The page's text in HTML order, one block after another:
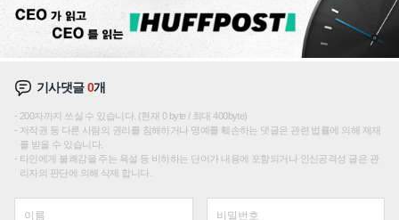
기사댓글0개
200자까지 쓰실 수 있습니다. (현재 0 byte / 최대 400byte)
저작권 등 다른 사람의 권리를 침해하거나 명예를 훼손하는 댓글은 관련 법률에 의해 제재
를 받을 수 있습니다.
타인에게 불쾌감을 주는 욕설 등 비하하는 단어가 내용에 포함되거나 인신공격성 글은 관
리자의 판단에 의해 삭제 합니다.